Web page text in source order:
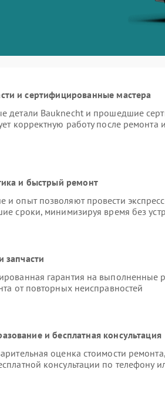
и сертифицированные мастера
детали Bauknecht и прошедшие
корректную работу после ремонта
и быстрый ремонт
опыт позволяют провести
сроки, минимизируя время без
запчасти
гарантия на выполненные
от повторных неисправностей
и бесплатная консультация
оценка стоимости
консультации по телефону